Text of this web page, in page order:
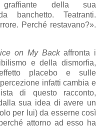
della sua
banchetto. Teatranti.
Perché restavano?».
on My Backaffronta i
e della dismorfia,
placebo e sulle
infatti cambia e
di questo racconto,
sua idea di avere un
per lui) da esserne così
attorno ad esso ha